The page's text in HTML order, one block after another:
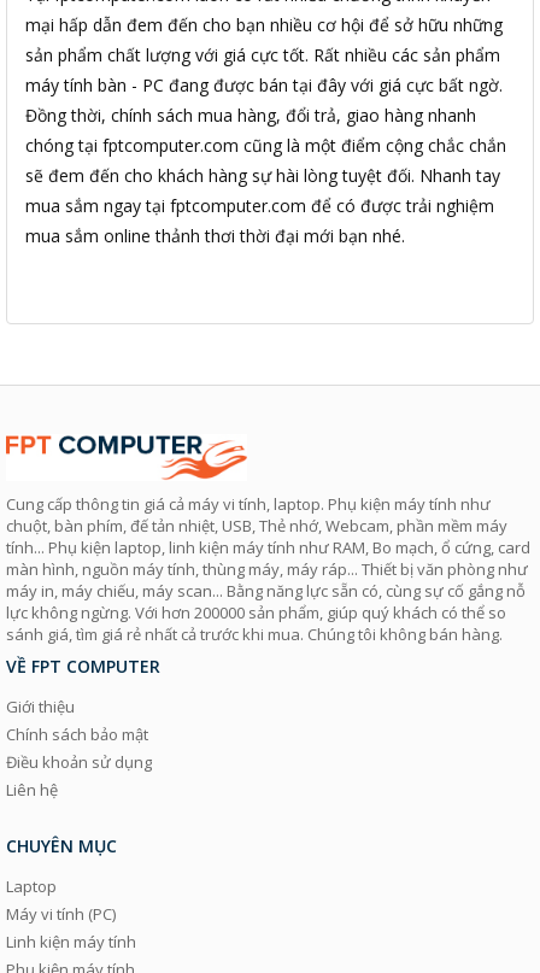
mại hấp dẫn đem đến cho bạn nhiều cơ hội để sở hữu những
sản phẩm chất lượng với giá cực tốt. Rất nhiều các sản phẩm
máy tính bàn - PC đang được bán tại đây với giá cực bất ngờ.
Đồng thời, chính sách mua hàng, đổi trả, giao hàng nhanh
chóng tại fptcomputer.com cũng là một điểm cộng chắc chắn
sẽ đem đến cho khách hàng sự hài lòng tuyệt đối. Nhanh tay
mua sắm ngay tại fptcomputer.com để có được trải nghiệm
mua sắm online thảnh thơi thời đại mới bạn nhé.
Cung cấp thông tin giá cả máy vi tính, laptop. Phụ kiện máy tính như
chuột, bàn phím, đế tản nhiệt, USB, Thẻ nhớ, Webcam, phần mềm máy
tính... Phụ kiện laptop, linh kiện máy tính như RAM, Bo mạch, ổ cứng, card
màn hình, nguồn máy tính, thùng máy, máy ráp... Thiết bị văn phòng như
máy in, máy chiếu, máy scan... Bằng năng lực sẵn có, cùng sự cố gắng nỗ
lực không ngừng. Với hơn 200000 sản phẩm, giúp quý khách có thể so
sánh giá, tìm giá rẻ nhất cả trước khi mua. Chúng tôi không bán hàng.
VỀ FPT COMPUTER
Giới thiệu
Chính sách bảo mật
Điều khoản sử dụng
Liên hệ
CHUYÊN MỤC
Laptop
Máy vi tính (PC)
Linh kiện máy tính